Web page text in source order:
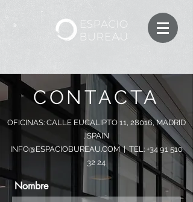
CONTACTA
OFICINAS: CALLE EUCALIPTO 11, 28016, MADRID
, SPAIN
INFO@ESPACIOBUREAU.COM| TEL: +34 91 510
32 24
Nombre